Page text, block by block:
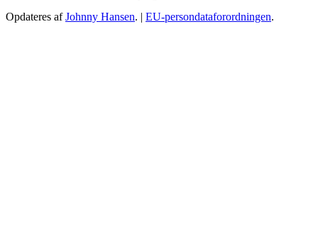
Opdateres afJohnny Hansen. | EU-persondataforordningen.